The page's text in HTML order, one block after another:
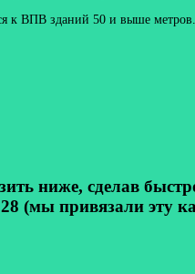
к ВПВ зданий 50 и выше
ниже, сделав
(мы привязали эту